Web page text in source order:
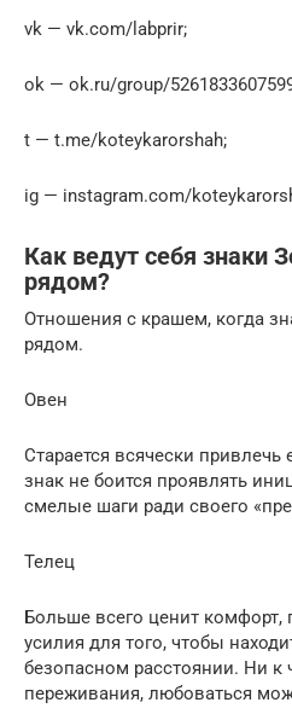
vk — vk.com/labprir;
ok — ok.ru/group/
t — t.me/koteykarorshah;
ig — instagram.com/
Как ведут себя знаки
рядом?
Отношения с крашем, когда
рядом.
Овен
Старается всячески
знак не боится проявлять
смелые шаги ради своего
Телец
Больше всего ценит комфорт,
усилия для того, чтобы
безопасном расстоянии. Ни к
переживания, любоваться